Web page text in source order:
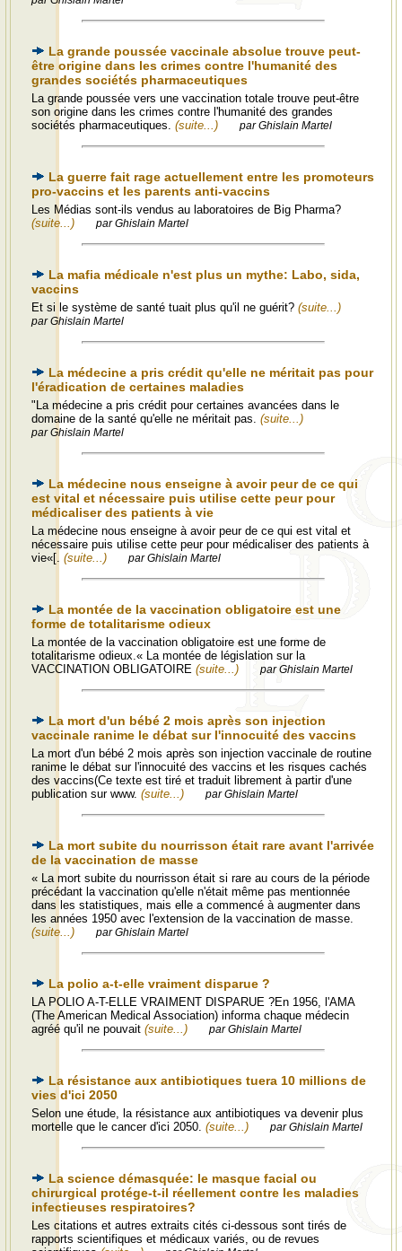
La grande poussée vaccinale absolue trouve peut-
être origine dans les crimes contre l'humanité des
grandes sociétés pharmaceutiques
La grande poussée vers une vaccination totale trouve peut-être
son origine dans les crimes contre l'humanité des grandes
sociétés pharmaceutiques. (suite...) par Ghislain Martel
La guerre fait rage actuellement entre les promoteurs
pro-vaccins et les parents anti-vaccins
Les Médias sont-ils vendus au laboratoires de Big Pharma?
(suite...)
par Ghislain Martel
La mafia médicale n'est plus un mythe: Labo, sida,
vaccins
Et si le système de santé tuait plus qu'il ne guérit? (suite...)
par Ghislain Martel
La médecine a pris crédit qu'elle ne méritait pas pour
l'éradication de certaines maladies
"La médecine a pris crédit pour certaines avancées dans le
domaine de la santé qu'elle ne méritait pas. (suite...)
par Ghislain Martel
La médecine nous enseigne à avoir peur de ce qui
est vital et nécessaire puis utilise cette peur pour
médicaliser des patients à vie
La médecine nous enseigne à avoir peur de ce qui est vital et
nécessaire puis utilise cette peur pour médicaliser des patients à
vie«[. (suite...) par Ghislain Martel
La montée de la vaccination obligatoire est une
forme de totalitarisme odieux
La montée de la vaccination obligatoire est une forme de
totalitarisme odieux.« La montée de législation sur la
VACCINATION OBLIGATOIRE (suite...) par Ghislain Martel
La mort d'un bébé 2 mois après son injection
vaccinale ranime le débat sur l'innocuité des vaccins
La mort d'un bébé 2 mois après son injection vaccinale de routine
ranime le débat sur l'innocuité des vaccins et les risques cachés
des vaccins(Ce texte est tiré et traduit librement à partir d'une
publication sur www. (suite...) par Ghislain Martel
La mort subite du nourrisson était rare avant l'arrivée
de la vaccination de masse
« La mort subite du nourrisson était si rare au cours de la période
précédant la vaccination qu'elle n'était même pas mentionnée
dans les statistiques, mais elle a commencé à augmenter dans
les années 1950 avec l'extension de la vaccination de masse.
(suite...)
par Ghislain Martel
La polio a-t-elle vraiment disparue ?
LA POLIO A-T-ELLE VRAIMENT DISPARUE ?En 1956, l'AMA
(The American Medical Association) informa chaque médecin
agréé qu'il ne pouvait (suite...) par Ghislain Martel
La résistance aux antibiotiques tuera 10 millions de
vies d'ici 2050
Selon une étude, la résistance aux antibiotiques va devenir plus
mortelle que le cancer d'ici 2050. (suite...) par Ghislain Martel
La science démasquée: le masque facial ou
chirurgical protége-t-il réellement contre les maladies
infectieuses respiratoires?
Les citations et autres extraits cités ci-dessous sont tirés de
rapports scientifiques et médicaux variés, ou de revues